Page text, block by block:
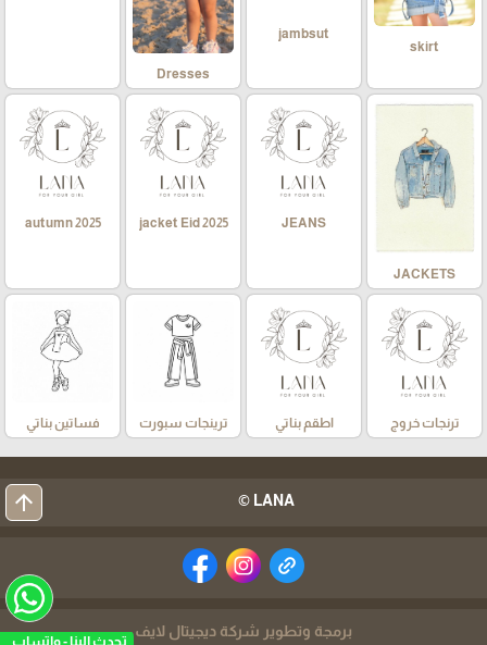
تحدث الينا - واتساب
skirt
jambsut
Dresses
JACKETS
JEANS
jacket Eid 2025
autumn 2025
ترنجات خروج اطقم بناتي ترينجات سبورت فساتين بناتي
LANA ©
arrow_upward
برمجة وتطوير شركة ديجيتال لايف